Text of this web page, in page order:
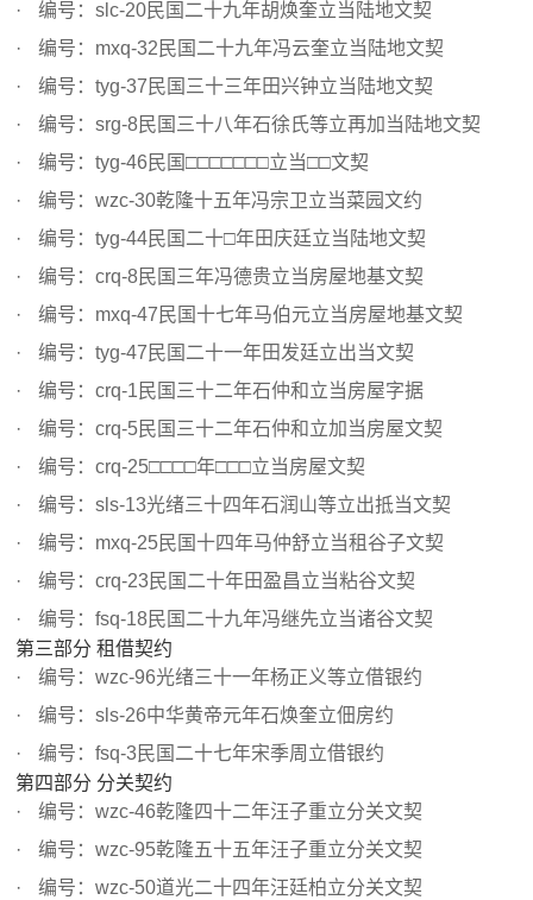
编号：slc-20民国二十九年胡焕奎立当陆地文契
编号：mxq-32民国二十九年冯云奎立当陆地文契
编号：tyg-37民国三十三年田兴钟立当陆地文契
编号：srg-8民国三十八年石徐氏等立再加当陆地文契
编号：tyg-46民国□□□□□□□立当□□文契
编号：wzc-30乾隆十五年冯宗卫立当菜园文约
编号：tyg-44民国二十□年田庆廷立当陆地文契
编号：crq-8民国三年冯德贵立当房屋地基文契
编号：mxq-47民国十七年马伯元立当房屋地基文契
编号：tyg-47民国二十一年田发廷立出当文契
编号：crq-1民国三十二年石仲和立当房屋字据
编号：crq-5民国三十二年石仲和立加当房屋文契
编号：crq-25□□□□年□□□立当房屋文契
编号：sls-13光绪三十四年石润山等立出抵当文契
编号：mxq-25民国十四年马仲舒立当租谷子文契
编号：crq-23民国二十年田盈昌立当粘谷文契
编号：fsq-18民国二十九年冯继先立当诸谷文契
第三部分 租借契约
编号：wzc-96光绪三十一年杨正义等立借银约
编号：sls-26中华黄帝元年石焕奎立佃房约
编号：fsq-3民国二十七年宋季周立借银约
第四部分 分关契约
编号：wzc-46乾隆四十二年汪子重立分关文契
编号：wzc-95乾隆五十五年汪子重立分关文契
编号：wzc-50道光二十四年汪廷柏立分关文契